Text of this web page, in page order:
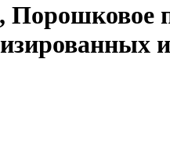
Порошковое